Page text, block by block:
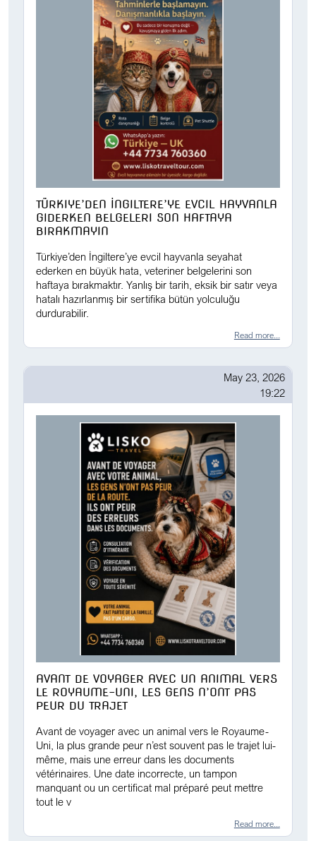
TÜRKIYE’DEN İNGILTERE’YE EVCIL HAYVANLA
GIDERKEN BELGELERI SON HAFTAYA
BIRAKMAYIN
Türkiye’den İngiltere’ye evcil hayvanla seyahat
ederken en büyük hata, veteriner belgelerini son
haftaya bırakmaktır. Yanlış bir tarih, eksik bir satır veya
hatalı hazırlanmış bir sertifika bütün yolculuğu
durdurabilir.
Read more...
May 23, 2026
19:22
AVANT DE VOYAGER AVEC UN ANIMAL VERS
LE ROYAUME-UNI, LES GENS N’ONT PAS
PEUR DU TRAJET
Avant de voyager avec un animal vers le Royaume-
Uni, la plus grande peur n’est souvent pas le trajet lui-
même, mais une erreur dans les documents
vétérinaires. Une date incorrecte, un tampon
manquant ou un certificat mal préparé peut mettre
tout le v
Read more...